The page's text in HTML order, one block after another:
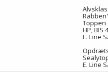
Toppen
HP, BIS
E. Line
E. Line